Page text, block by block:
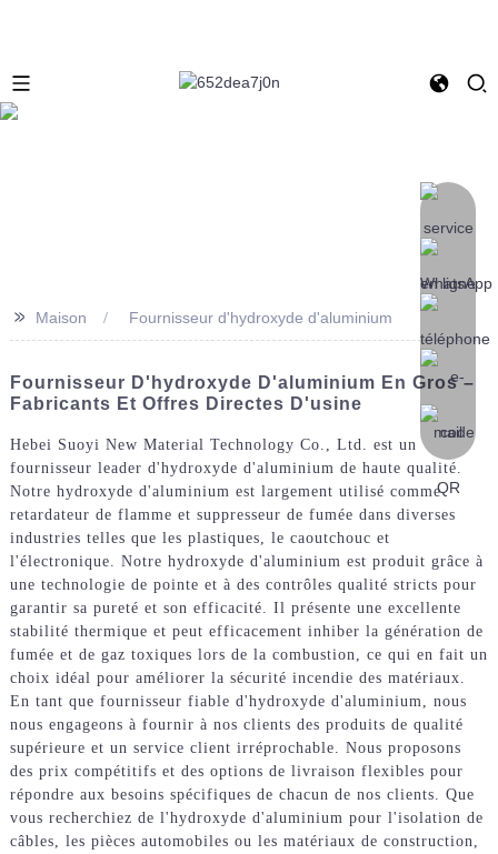
>> Maison Fournisseur d'hydroxyde d'aluminium
Fournisseur D'hydroxyde D'aluminium En Gros –
Fabricants Et Offres Directes D'usine
Hebei Suoyi New Material Technology Co., Ltd. est un
fournisseur leader d'hydroxyde d'aluminium de haute qualité.
Notre hydroxyde d'aluminium est largement utilisé comme
retardateur de flamme et suppresseur de fumée dans diverses
industries telles que les plastiques, le caoutchouc et
l'électronique. Notre hydroxyde d'aluminium est produit grâce à
une technologie de pointe et à des contrôles qualité stricts pour
garantir sa pureté et son efficacité. Il présente une excellente
stabilité thermique et peut efficacement inhiber la génération de
fumée et de gaz toxiques lors de la combustion, ce qui en fait un
choix idéal pour améliorer la sécurité incendie des matériaux.
En tant que fournisseur fiable d'hydroxyde d'aluminium, nous
nous engageons à fournir à nos clients des produits de qualité
supérieure et un service client irréprochable. Nous proposons
des prix compétitifs et des options de livraison flexibles pour
répondre aux besoins spécifiques de chacun de nos clients. Que
vous recherchiez de l'hydroxyde d'aluminium pour l'isolation de
câbles, les pièces automobiles ou les matériaux de construction,